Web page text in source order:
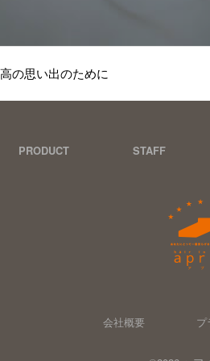
の思い出のために
PRODUCT STAFF
会社概要 プ